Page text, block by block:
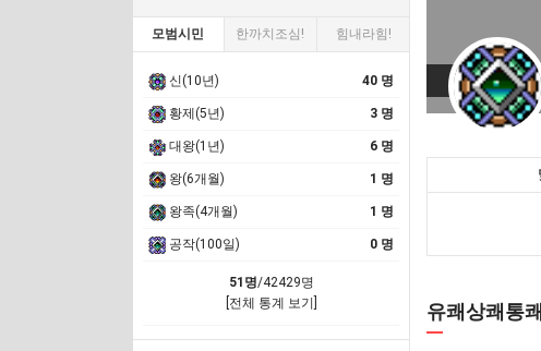
모범시민 한까치조심! 힘내라힘!
신(10년) 40 명
황제(5년) 3 명
대왕(1년) 6 명
왕(6개월) 1 명
왕족(4개월) 1 명
공작(100일) 0 명
51명/42429명
[전체 통계 보기]
유쾌상쾌통